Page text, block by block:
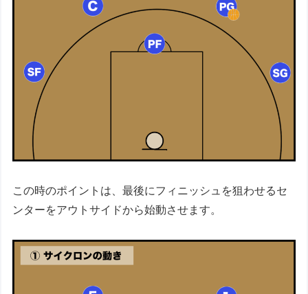
この時のポイントは、最後にフィニッシュを狙わせるセ
ンターをアウトサイドから始動させます。